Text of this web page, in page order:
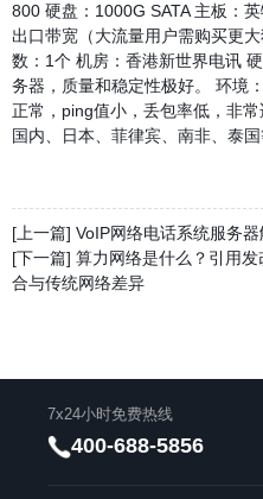
800 硬盘：1000G SATA主板：英
出口带宽（大流量用户需购买更大
数：1个 机房：香港新世界电讯
务器，质量和稳定性极好。
环境
正常，ping值小，丢包率低，非
国内、日本、菲律宾、南非、泰国
[上一篇] VoIP网络电话系统服务
[下一篇] 算力网络是什么？引用
合与传统网络差异
7x24小时免费热线
400-688-5856